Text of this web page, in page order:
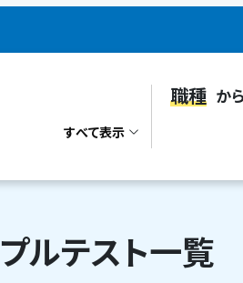
すべて表示
職種 か
ルテスト一覧